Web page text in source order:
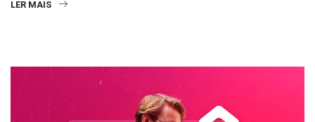
LER MAIS